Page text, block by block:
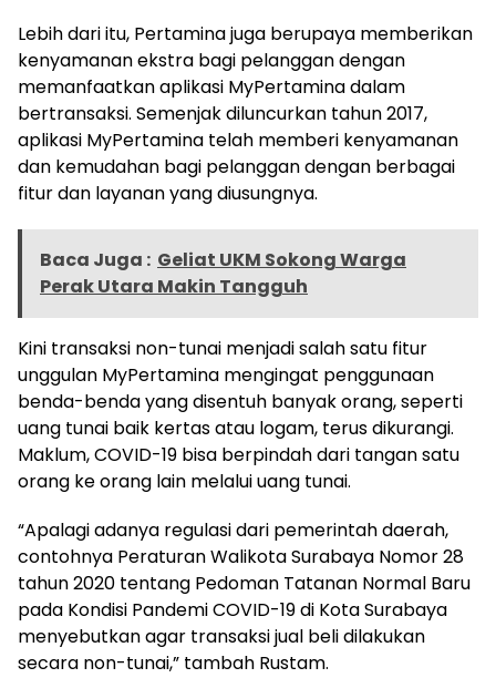
Lebih dari itu, Pertamina juga berupaya memberikan
kenyamanan ekstra bagi pelanggan dengan
memanfaatkan aplikasi MyPertamina dalam
bertransaksi. Semenjak diluncurkan tahun 2017,
aplikasi MyPertamina telah memberi kenyamanan
dan kemudahan bagi pelanggan dengan berbagai
fitur dan layanan yang diusungnya.
Baca Juga : Geliat UKM Sokong Warga
Perak Utara Makin Tangguh
Kini transaksi non-tunai menjadi salah satu fitur
unggulan MyPertamina mengingat penggunaan
benda-benda yang disentuh banyak orang, seperti
uang tunai baik kertas atau logam, terus dikurangi.
Maklum, COVID-19 bisa berpindah dari tangan satu
orang ke orang lain melalui uang tunai.
“Apalagi adanya regulasi dari pemerintah daerah,
contohnya Peraturan Walikota Surabaya Nomor 28
tahun 2020 tentang Pedoman Tatanan Normal Baru
pada Kondisi Pandemi COVID-19 di Kota Surabaya
menyebutkan agar transaksi jual beli dilakukan
secara non-tunai,” tambah Rustam.